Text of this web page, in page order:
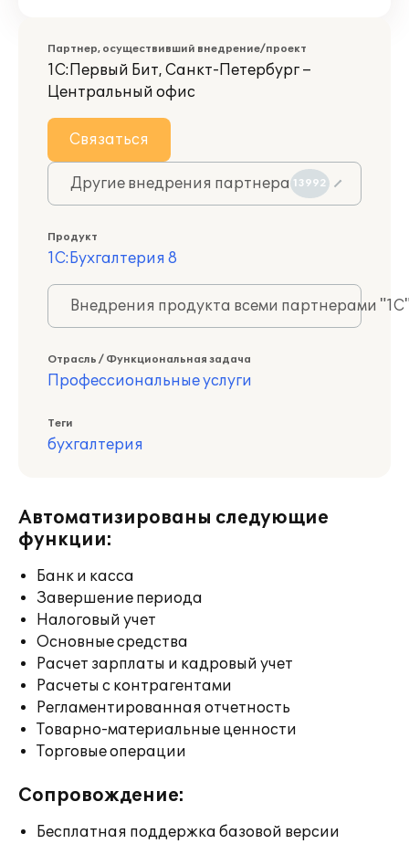
Партнер, осуществивший внедрение/проект
1С:Первый Бит, Санкт-Петербург –
Центральный офис
Связаться
Другие внедрения партнера 13992
Продукт
1С:Бухгалтерия 8
Внедрения продукта всеми партнерами
Отрасль / Функциональная задача
Профессиональные услуги
Теги
бухгалтерия
Автоматизированы следующие
функции:
Банк и касса
Завершение периода
Налоговый учет
Основные средства
Расчет зарплаты и кадровый учет
Расчеты с контрагентами
Регламентированная отчетность
Товарно-материальные ценности
Торговые операции
Сопровождение:
Бесплатная поддержка базовой версии